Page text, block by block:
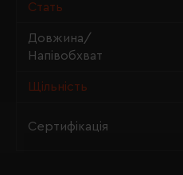
Стать
Довжина/
Напівобхват
Щільність
Сертифікація